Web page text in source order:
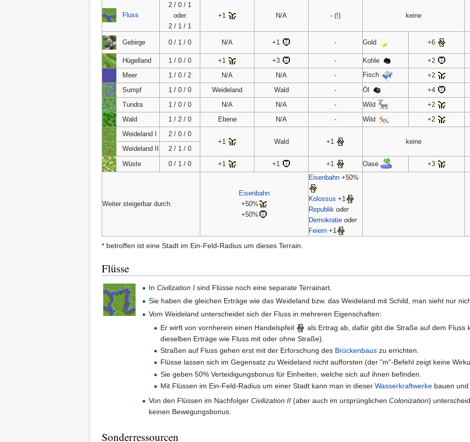
Fluss
2 / 0 / 1
oder
2 / 1 / 1
+1 N/A - (!) keine
Gebirge 0 / 1 / 0 N/A +1 - Gold +6
Hügelland
1 / 0 / 0 +1 +3 - Kohle +2
Meer
1 / 0 / 2 N/A N/A - Fisch +2
Sumpf
1 / 0 / 0 Weideland Wald - Öl +4
Tundra
1 / 0 / 0 N/A N/A - Wild +2
Wald
1 / 2 / 0 Ebene N/A - Wild +2
Weideland I
2 / 0 / 0
+1
Wald +1 keine
Weideland II
2 / 1 / 0
Wüste
0 / 1 / 0 +1 +1 +1 Oase +3
Weiter steigerbar durch:
Eisenbahn
+50%
+50%
Eisenbahn +50%
Kolossus +1
Republik oder
Demokratie oder
Feiern +1
* betroffen ist eine Stadt im Ein-Feld-Radius um dieses Terrain.
Flüsse
InCivilization I sind Flüsse noch eine separate Terrainart.
Sie haben die gleichen Erträge wie das Weideland bzw. das Weideland mit Schild, man sieht nur
Vom Weideland unterscheidet sich der Fluss in mehreren Eigenschaften:
Er wirft von vornherein einen Handelspfeil
als Ertrag ab, dafür gibt die Straße auf dem
dieselben Erträge wie Fluss mit oder ohne Straße).
Straßen auf Fluss gehen erst mit der Erforschung des Brückenbauszu errichten.
Flüsse lassen sich im Gegensatz zu Weideland nicht aufforsten (der "m"-Befehl zeigt keine
Sie geben 50% Verteidigungsbonus für Einheiten, welche sich auf ihnen befinden.
Mit Flüssen im Ein-Feld-Radius um einer Stadt kann man in dieser Wasserkraftwerkebauen und
Von den Flüssen im NachfolgerCivilization II (aber auch im ursprünglichenColonization)
keinen Bewegungsbonus.
Sonderressourcen